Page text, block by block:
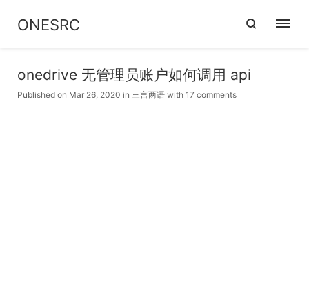
ONESRC
onedrive 无管理员账户如何调用 api
Published on Mar 26, 2020 in 三言两语 with 17 comments